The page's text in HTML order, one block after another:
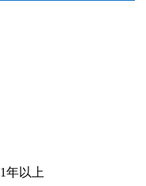
1年以上